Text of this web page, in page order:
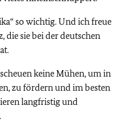
so wichtig. Und ich freue
die sie bei der deutschen
keine Mühen, um in
zu fördern und im besten
langfristig und